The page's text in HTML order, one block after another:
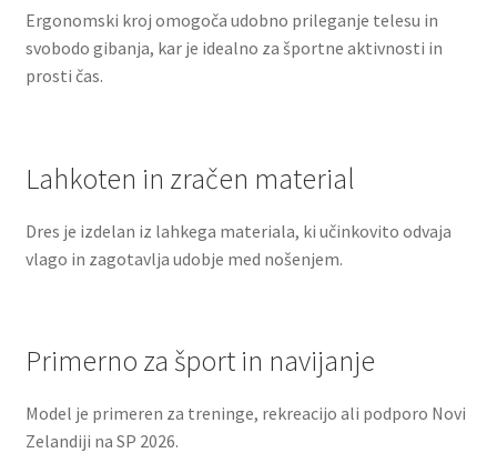
Ergonomski kroj omogoča udobno prileganje telesu in
svobodo gibanja, kar je idealno za športne aktivnosti in
prosti čas.
Lahkoten in zračen material
Dres je izdelan iz lahkega materiala, ki učinkovito odvaja
vlago in zagotavlja udobje med nošenjem.
Primerno za šport in navijanje
Model je primeren za treninge, rekreacijo ali podporo Novi
Zelandiji na SP 2026.